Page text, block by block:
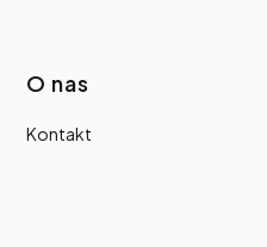
O nas
Kontakt